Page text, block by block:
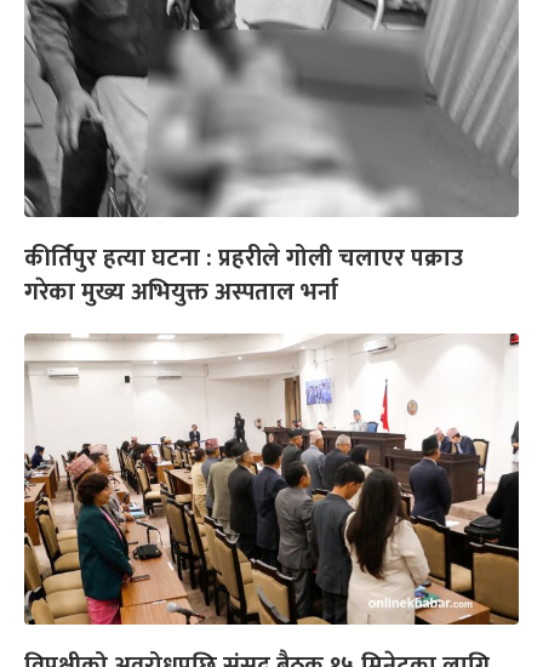
कीर्तिपुर हत्या घटना : प्रहरीले गोली चलाएर पक्राउ
गरेका मुख्य अभियुक्त अस्पताल भर्ना